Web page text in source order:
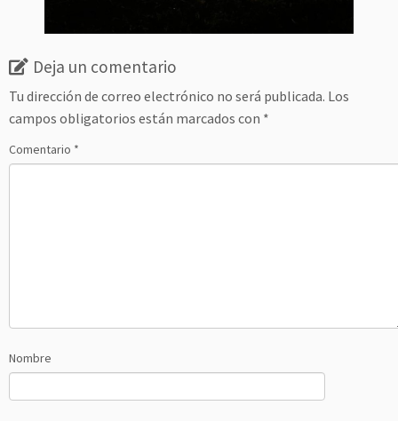
Deja un comentario
Tu dirección de correo electrónico no será publicada. Los
campos obligatorios están marcados con *
Comentario *
Nombre